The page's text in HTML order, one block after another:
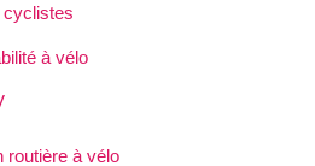
cyclistes
à vélo
routière à vélo